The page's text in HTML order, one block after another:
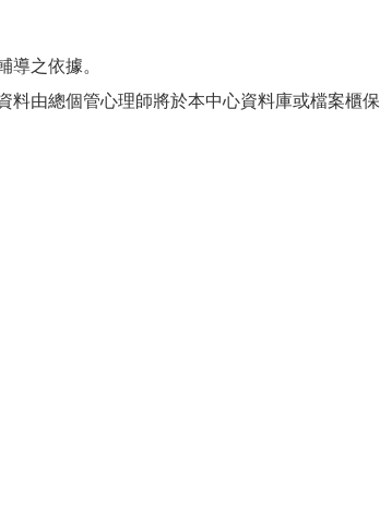
導之依據。
料由總個管心理師將於本中心資料庫或檔案櫃保